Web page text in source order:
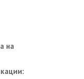
на